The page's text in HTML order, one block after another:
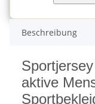
Beschreibung
aktive